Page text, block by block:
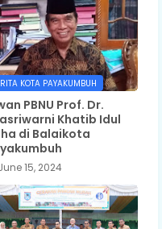
KOTA PAYAKUMBUH
PBNU Prof. Dr.
Khatib Idul
di Balaikota
15, 2024